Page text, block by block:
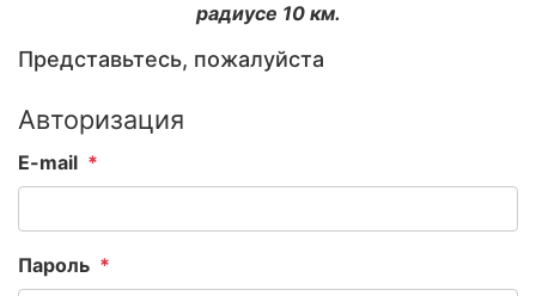
радиусе 10 км.
Представьтесь, пожалуйста
Авторизация
E-mail
Пароль